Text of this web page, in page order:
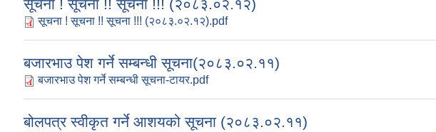
सूचना ! सूचना !! सूचना !!! (२०८३.०२.१२)
सूचना ! सूचना !! सूचना !!! (२०८३.०२.१२).pdf
बजारभाउ पेश गर्ने सम्बन्धी सूचना(२०८३.०२.११)
बजारभाउ पेश गर्ने सम्बन्धी सूचना-टायर.pdf
बोलपत्र स्वीकृत गर्ने आशयको सूचना (२०८३.०२.११)